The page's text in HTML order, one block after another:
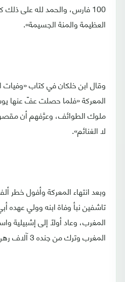
100 فارس، والحمد لله على
العظيمة والمنة الجسيمة».
وقال ابن خلكان في كتاب «وفيات
المعركة «فلما حصلت عفّ عنها
ملوك الطوائف، وعرَّفهم أن
لا الغنائم».
وبعد انتهاء المعركة وأفول
تاشفين نبأ وفاة ابنه وولي عهده
المغرب، وعاد أولًا إلى إشبيلية
المغرب وترك من جنده 3 آلاف رهن تصرف المعتمد بن عبّاد.